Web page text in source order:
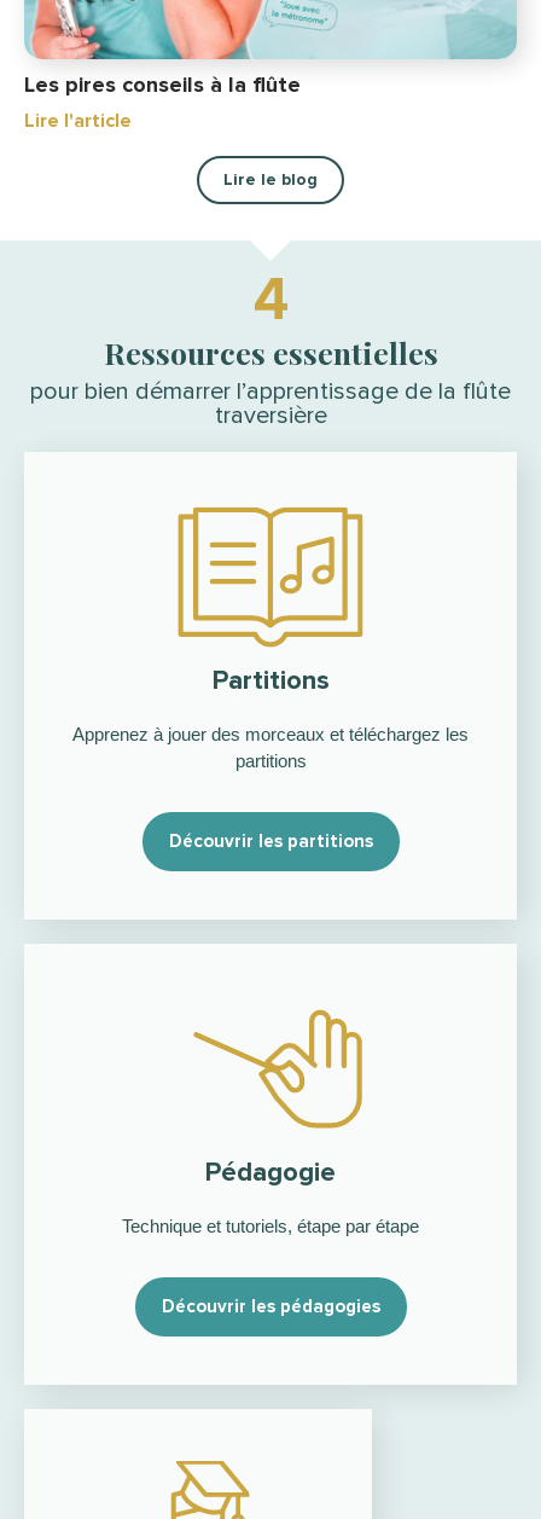
Les pires conseils à la flûte
Lire l'article
Lire le blog
4
Ressources essentielles
pour bien démarrer l’apprentissage de la flûte
traversière
Partitions
Apprenez à jouer des morceaux et téléchargez les
partitions
Découvrir les partitions
Pédagogie
Technique et tutoriels, étape par étape
Découvrir les pédagogies